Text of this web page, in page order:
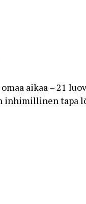
aikaa – 21
inhimillinen tapa